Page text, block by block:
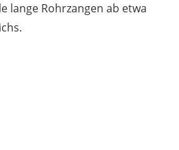
lange Rohrzangen ab etwa